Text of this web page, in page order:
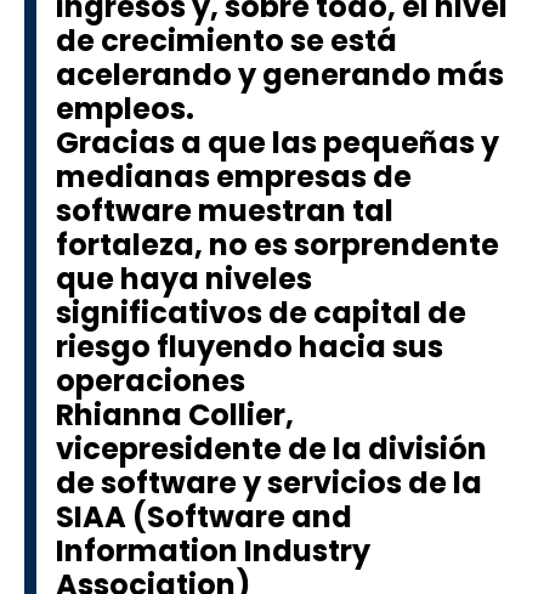
de crecimiento se está
acelerando y generando más
empleos.
Gracias a que las pequeñas y
medianas empresas de
software muestran tal
fortaleza, no es sorprendente
que haya niveles
significativos de capital de
riesgo fluyendo hacia sus
operaciones
Rhianna Collier,
vicepresidente de la división
de software y servicios de la
SIAA (Software and
Information Industry
Association)